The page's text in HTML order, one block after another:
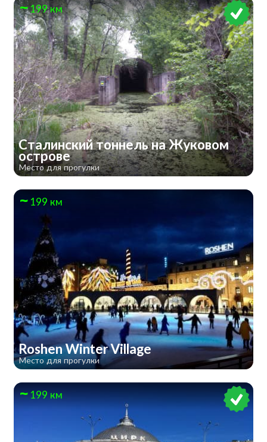
199 км
Сталинский тоннель на Жуковом
острове
Место для прогулки
199 км
Roshen Winter Village
Место для прогулки
199 км